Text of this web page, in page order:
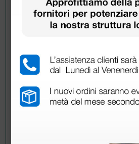
DOMANDA
TAPPO?
RISPOSTE
Doctor Shop- 11/06/2021